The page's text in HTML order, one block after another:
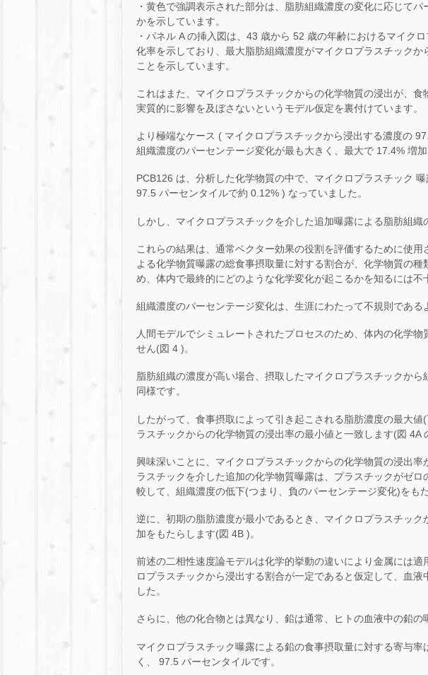
・黄色で強調表示された部分は、脂肪組織濃度の変化に応じて
かを示しています。
・パネル A の挿入図は、43 歳から 52 歳の年齢におけるマイク
化率を示しており、最大脂肪組織濃度がマイクロプラスチック
ことを示しています。
これはまた、マイクロプラスチックからの化学物質の浸出が、
実質的に影響を及ぼさないというモデル仮定を裏付けています。
より極端なケース ( マイクロプラスチックから浸出する濃度の
組織濃度のパーセンテージ変化が最も大きく、最大で 17.4% 増加
PCB126 は、分析した化学物質の中で、マイクロプラスチック
97.5 パーセンタイルで約 0.12% ) なっていました。
しかし、マイクロプラスチックを介した追加曝露による脂肪組織
これらの結果は、通常ベクター効果の役割を評価するために使
よる化学物質曝露の総食事摂取量に対する割合が、化学物質の
め、体内で最終的にどのような化学変化が起こるかを知るには不
組織濃度のパーセンテージ変化は、生涯にわたって不規則である
人間モデルでシミュレートされたプロセスのため、体内の化学
せん(図 4 )。
脂肪組織の濃度が高い場合、摂取したマイクロプラスチックか
同様です。
したがって、食事摂取によって引き起こされる脂肪濃度の最大
ラスチックからの化学物質の浸出率の最小値と一致します(図 4A
興味深いことに、マイクロプラスチックからの化学物質の浸出
ラスチックを介した追加の化学物質曝露は、プラスチックがゼ
較して、組織濃度の低下(つまり、負のパーセンテージ変化)をもた
逆に、初期の脂肪濃度が最小であるとき、マイクロプラスチッ
加をもたらします(図 4B )。
前述の二相性速度論モデルは化学的挙動の違いにより金属には
ロプラスチック​​から浸出する割合が一定であると仮定して、血
した。
さらに、他の化合物とは異なり、鉛は通常、ヒトの血液中の鉛の
マイクロプラスチック曝露による鉛の食事摂取量に対する寄与
く、 97.5 パーセンタイルです。